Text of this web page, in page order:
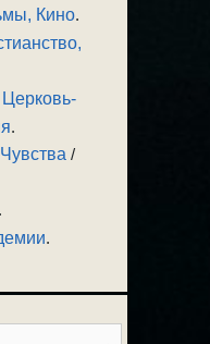
Кино.
Церковь-
.
Чувства /
.
.